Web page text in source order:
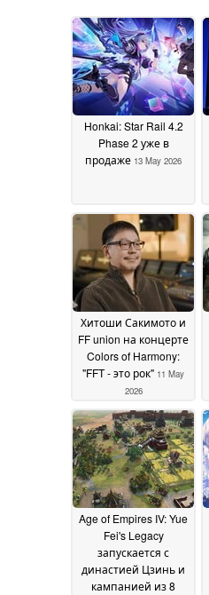
Honkai: Star Rail 4.2
Phase 2 уже в
продаже 13 May 2026
Хитоши Сакимото и
FF union на концерте
Colors of Harmony:
"FFT - это рок" 11 May
2026
Age of Empires IV: Yue
Fei's Legacy
запускается с
династией Цзинь и
кампанией из 8